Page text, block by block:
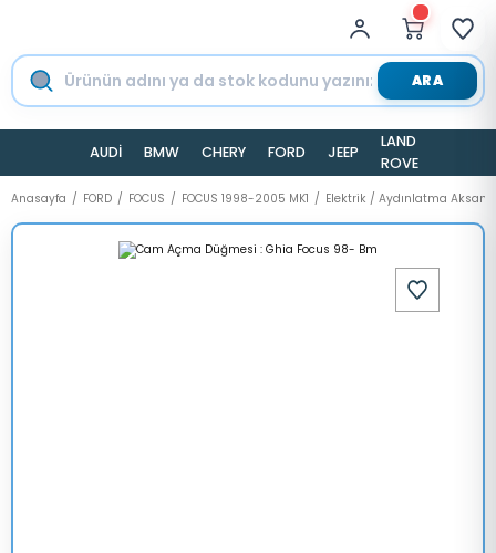
ARA
AUDİ BMW CHERY FORD JEEP
LAND
ROVER
Anasayfa FORD FOCUS FOCUS 1998-2005 MK1 Elektrik / Aydınlatma Aksamı